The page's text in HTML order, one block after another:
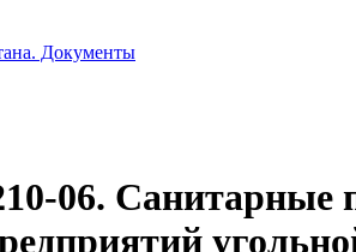
Документы
06. Санитарные